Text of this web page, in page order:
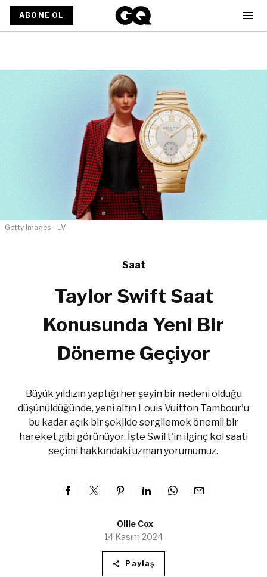
ABONE OL
Getty Images - LV
Saat
Taylor Swift Saat
Konusunda Yeni Bir
Döneme Geçiyor
Büyük yıldızın yaptığı her şeyin bir nedeni olduğu
düşünüldüğünde, yeni altın Louis Vuitton Tambour'u
bu kadar açık bir şekilde sergilemek önemli bir
hareket gibi görünüyor. İşte Swift'in ilginç kol saati
seçimi hakkındaki uzman yorumumuz.
Ollie Cox
14 Kasım 2024
Paylaş